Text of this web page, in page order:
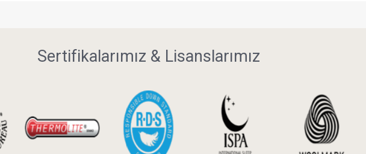
Sertifikalarımız & Lisanslarımız